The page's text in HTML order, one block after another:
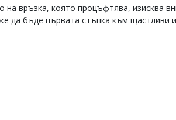
на връзка, която процъфтява, изисква
да бъде първата стъпка към щастливи